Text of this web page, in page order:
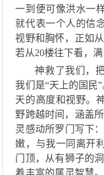
一到便可像洪水一
就代表一个人的信
视野和胸怀，正如 从
若从20楼往下看，
神救了我们，
我们是“天上的国民”
天的高度和视野。
野跨越时间，涵盖所
灵感动所罗门写下：
嫩，与我一同离开
门顶，从有狮子的
着丰富的属灵智慧。